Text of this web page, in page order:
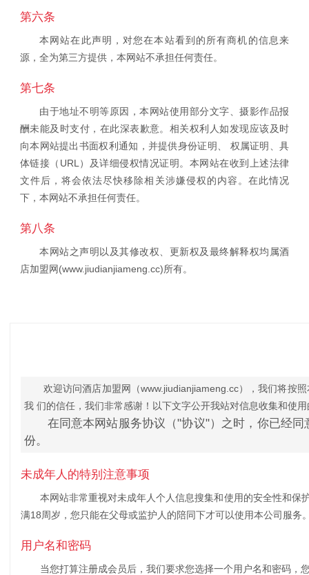
第六条
本网站在此声明，对您在本站看到的所有商机的信息来
源，全为第三方提供，本网站不承担任何责任。
第七条
由于地址不明等原因，本网站使用部分文字、摄影作品报
酬未能及时支付，在此深表歉意。相关权利人如发现应该及时
向本网站提出书面权利通知，并提供身份证明、 权属证明、具
体链接（URL）及详细侵权情况证明。本网站在收到上述法律
文件后，将会依法尽快移除相关涉嫌侵权的内容。在此情况
下，本网站不承担任何责任。
第八条
本网站之声明以及其修改权、更新权及最终解释权均属酒
店加盟网(www.jiudianjiameng.cc)所有。
欢迎访问酒店加盟网（www.jiudianjiameng.cc），我们将按
我 们的信任，我们非常感谢！以下文字公开我站对信息收集和使
在同意本网站服务协议（"协议"）之时，你已经
份。
未成年人的特别注意事项
本网站非常重视对未成年人个人信息搜集和使用的安全性和
满18周岁，您只能在父母或监护人的陪同下才可以使用本公司服务
用户名和密码
当您打算注册成会员后，我们要求您选择一个用户名和密码